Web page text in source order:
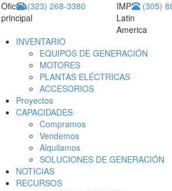
Oficina
principal
(323) 268-3380
IMP
Latin
America
(305)
INVENTARIO
EQUIPOS DE GENERACIÓN
MOTORES
PLANTAS ELÉCTRICAS
ACCESORIOS
Proyectos
CAPACIDADES
Compramos
Vendemos
Alquilamos
SOLUCIONES DE GENERACIÓN
NOTICIAS
RECURSOS